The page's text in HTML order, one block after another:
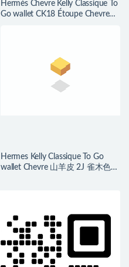
Hermès Chevre Kelly Classique To
Go wallet CK18 Étoupe Chevre
Hermes Kelly Classique To Go
wallet Chevre 山羊皮 2J 雀木色